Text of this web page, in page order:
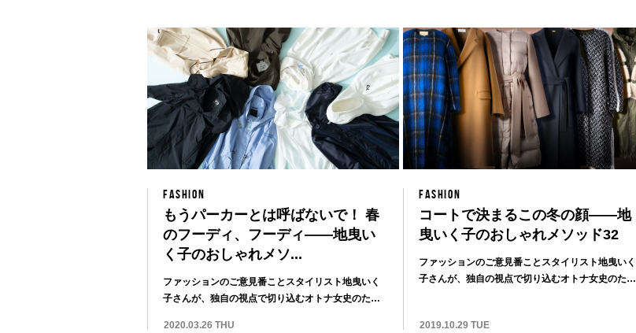
FASHION
もうパーカーとは呼ばないで！ 春
のフーディ、フーディ——地曳い
く子のおしゃれメソ...
ファッションのご意見番ことスタイリスト地曳いく
子さんが、独自の視点で切り込むオトナ女史のため
2020.03.26 THU
FASHION
コートで決まるこの冬の顔——地
曳いく子のおしゃれメソッド32
ファッションのご意見番ことスタイリスト地曳いく
子さんが、独自の視点で切り込むオトナ女史のため
2019.10.29 TUE